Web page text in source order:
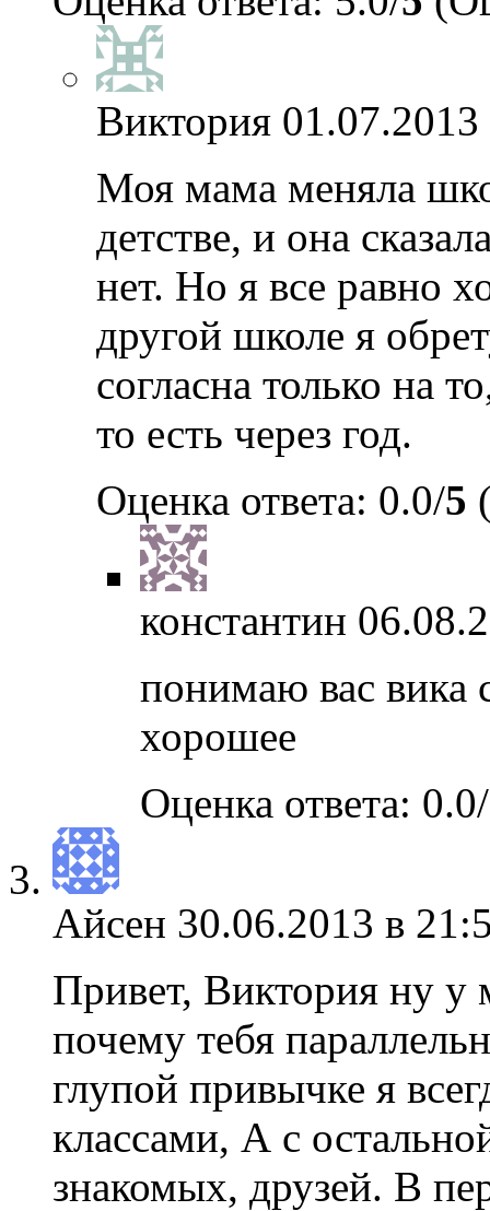
Виктория
Моя мама меняла
детстве, и она
нет. Но я все равно
другой школе я
согласна только на
то есть через год.
Оценка ответа: 0.0/5
константин
понимаю вас вика
хорошее
Оценка ответа: 0.0/
Айсен 30.06.2013 в
Привет, Виктория ну у
почему тебя
глупой привычке я
классами, А с
знакомых, друзей. В